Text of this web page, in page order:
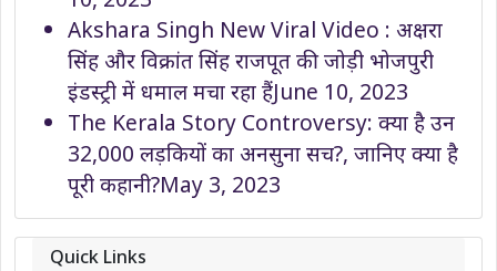
Akshara Singh New Viral Video : अक्षरा
सिंह और विक्रांत सिंह राजपूत की जोड़ी भोजपुरी
इंडस्ट्री में धमाल मचा रहा हैंJune 10, 2023
The Kerala Story Controversy: क्या है उन
32,000 लड़कियों का अनसुना सच?, जानिए क्या है
पूरी कहानी?May 3, 2023
Quick Links